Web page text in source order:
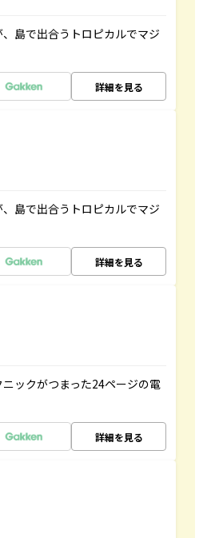
島で出合うトロピカルでマジ
詳細を見る
島で出合うトロピカルでマジ
詳細を見る
ックがつまった24ページの電
詳細を見る